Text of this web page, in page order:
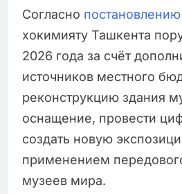
Согласно постановлению
хокимияту Ташкента
2026 года за счёт
источников местного
реконструкцию здания
оснащение, провести
создать новую
применением
музеев мира.